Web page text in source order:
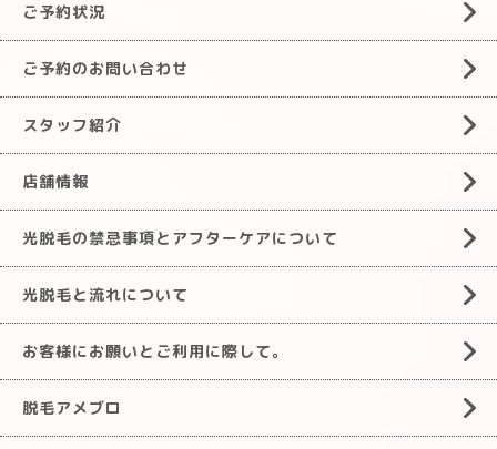
ご予約状況
ご予約のお問い合わせ
スタッフ紹介
店舗情報
光脱毛の禁忌事項とアフターケアについて
光脱毛と流れについて
お客様にお願いとご利用に際して。
脱毛アメブロ